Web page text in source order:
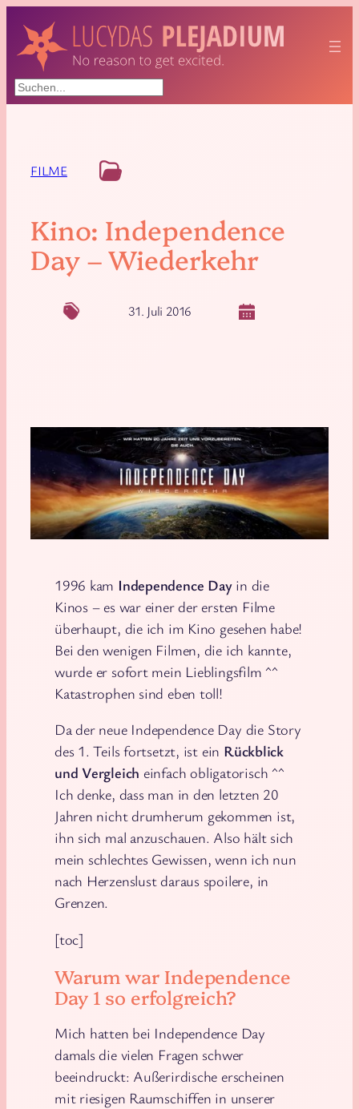
Suchen
FILME
Kino: Independence
Day – Wiederkehr
31. Juli 2016
1996 kam Independence Dayin die
Kinos – es war einer der ersten Filme
überhaupt, die ich im Kino gesehen habe!
Bei den wenigen Filmen, die ich kannte,
wurde er sofort mein Lieblingsfilm ^^
Katastrophen sind eben toll!
Da der neue Independence Day die Story
des 1. Teils fortsetzt, ist ein Rückblick
und Vergleich einfach obligatorisch ^^
Ich denke, dass man in den letzten 20
Jahren nicht drumherum gekommen ist,
ihn sich mal anzuschauen. Also hält sich
mein schlechtes Gewissen, wenn ich nun
nach Herzenslust daraus spoilere, in
Grenzen.
[toc]
Warum war Independence
Day 1 so erfolgreich?
Mich hatten bei Independence Day
damals die vielen Fragen schwer
beeindruckt: Außerirdische erscheinen
mit riesigen Raumschiffen in unserer